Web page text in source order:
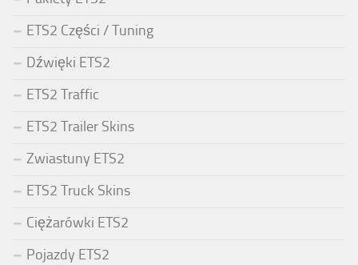
ETS2 Części / Tuning
Dźwięki ETS2
ETS2 Traffic
ETS2 Trailer Skins
Zwiastuny ETS2
ETS2 Truck Skins
Ciężarówki ETS2
Pojazdy ETS2